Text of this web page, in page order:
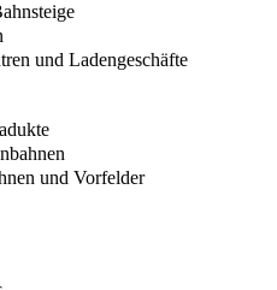
und Ladengeschäfte
und Vorfelder